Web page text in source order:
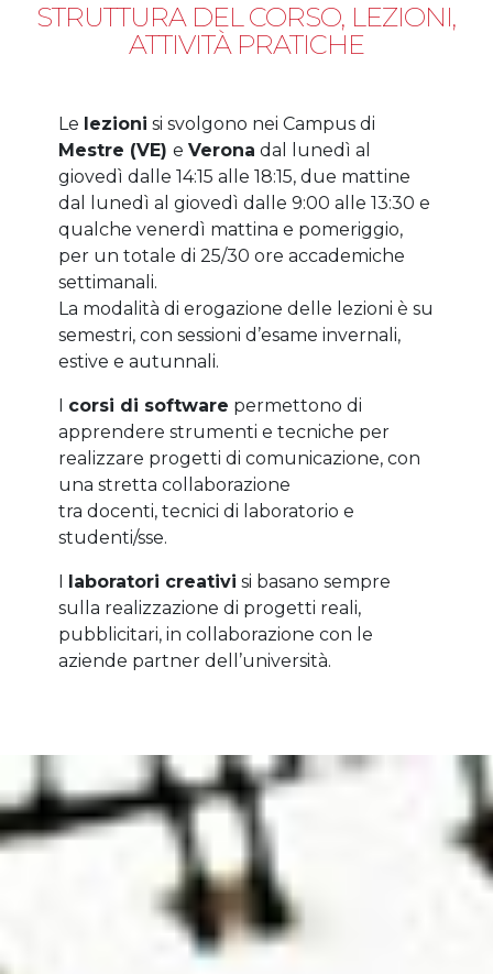
STRUTTURA DEL CORSO, LEZIONI,
ATTIVITÀ PRATICHE
Le lezioni si svolgono nei Campus di
Mestre (VE) e Verona dal lunedì al
giovedì dalle 14:15 alle 18:15, due mattine
dal lunedì al giovedì dalle 9:00 alle 13:30 e
qualche venerdì mattina e pomeriggio,
per un totale di 25/30 ore accademiche
settimanali.
La modalità di erogazione delle lezioni è su
semestri, con sessioni d’esame invernali,
estive e autunnali.
I corsi di software permettono di
apprendere strumenti e tecniche per
realizzare progetti di comunicazione, con
una stretta collaborazione
tra docenti, tecnici di laboratorio e
studenti/sse.
I laboratori creativi si basano sempre
sulla realizzazione di progetti reali,
pubblicitari, in collaborazione con le
aziende partner dell’università.